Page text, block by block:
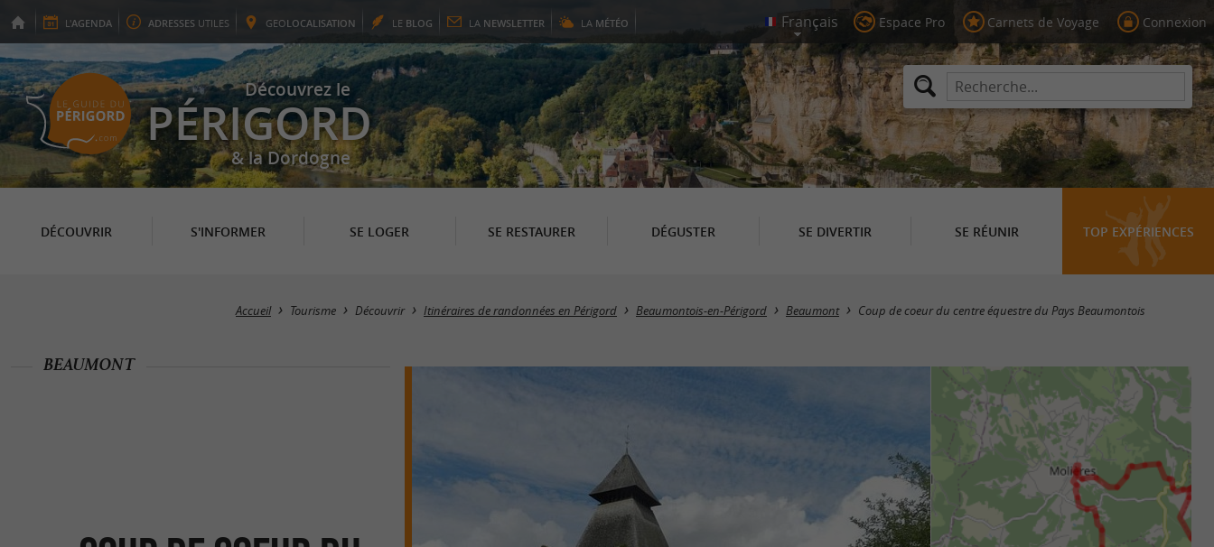
L'AGENDA ADRESSES UTILES GEOLOCALISATION LE BLOG LA NEWSLETTER LA MÉTÉO Espace Pro Carnets de Voyage Connexion
Découvrez le
PÉRIGORD
& la Dordogne
DÉCOUVRIR S'INFORMER SE LOGER SE RESTAURER DÉGUSTER SE DIVERTIR SE RÉUNIR TOP EXPÉRIENCES
Accueil Tourisme Découvrir Itinéraires de randonnées en Périgord Beaumontois-en-Périgord Beaumont Coup de coeur du centre équestre du Pays Beaumontois
BEAUMONT